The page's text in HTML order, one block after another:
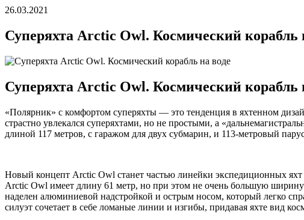
26.03.2021
Суперяхта Arctic Owl. Космический корабль
Суперяхта Arctic Owl. Космический корабль
«Полярник» с комфортом суперяхты — это тенденция в яхтенном
страстно увлекался суперяхтами, но не простыми, а
длиной 117 метров, с гаражом для двух субмарин, и 113-метровый
Новый концепт Arctic Owl станет частью линейки экспедиционных
Arctic Owl имеет длину 61 метр, но при этом не очень большую
наделен алюминиевой надстройкой и острым носом, который легко
силуэт сочетает в себе ломаные линии и изгибы, придавая яхте вид